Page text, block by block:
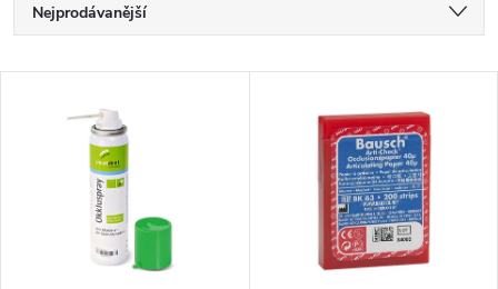
Ř
a
Nejprodávanější
Abecedně